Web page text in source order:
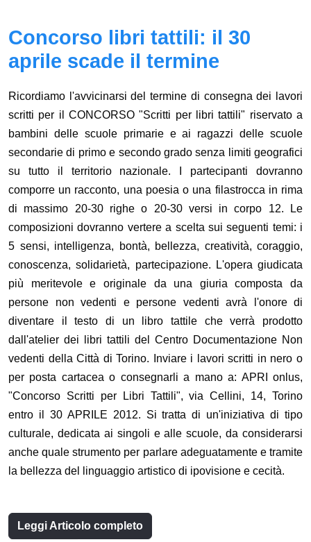
Concorso libri tattili: il 30
aprile scade il termine
Ricordiamo l'avvicinarsi del termine di consegna dei lavori
scritti per il CONCORSO "Scritti per libri tattili" riservato a
bambini delle scuole primarie e ai ragazzi delle scuole
secondarie di primo e secondo grado senza limiti geografici
su tutto il territorio nazionale. I partecipanti dovranno
comporre un racconto, una poesia o una filastrocca in rima
di massimo 20-30 righe o 20-30 versi in corpo 12. Le
composizioni dovranno vertere a scelta sui seguenti temi: i
5 sensi, intelligenza, bontà, bellezza, creatività, coraggio,
conoscenza, solidarietà, partecipazione. L'opera giudicata
più meritevole e originale da una giuria composta da
persone non vedenti e persone vedenti avrà l'onore di
diventare il testo di un libro tattile che verrà prodotto
dall'atelier dei libri tattili del Centro Documentazione Non
vedenti della Città di Torino. Inviare i lavori scritti in nero o
per posta cartacea o consegnarli a mano a: APRI onlus,
"Concorso Scritti per Libri Tattili", via Cellini, 14, Torino
entro il 30 APRILE 2012. Si tratta di un'iniziativa di tipo
culturale, dedicata ai singoli e alle scuole, da considerarsi
anche quale strumento per parlare adeguatamente e tramite
la bellezza del linguaggio artistico di ipovisione e cecità.
Leggi Articolo completo